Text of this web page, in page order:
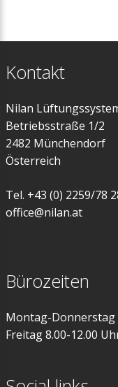
Kontakt
Nilan
Betriebsstraße 1/2
2482 Münchendorf
Österreich
Tel. +43 (0) 2259/78
office@nilan.at
Bürozeiten
Montag-Donnerstag
Freitag 8.00-12.00